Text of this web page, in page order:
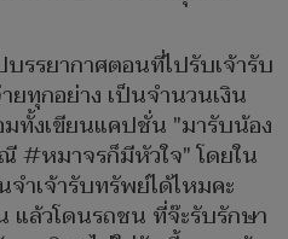
รรยากาศตอนที่ไปรับเจ้ารับ
ยทุกอย่าง เป็นจำนวนเงิน
ทั้งเขียนแคปชั่น "มารับน้อง
#หมาจรก็มีหัวใจ" โดยใน
ำเจ้ารับทรัพย์ได้ไหมคะ
แล้วโดนรถชน ที่จ๊ะรับรักษา